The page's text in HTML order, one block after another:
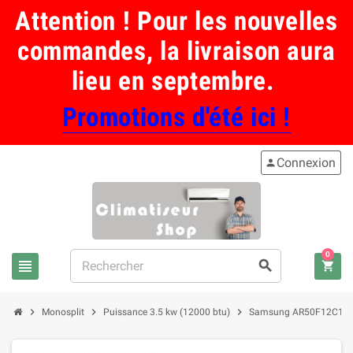
Attention ! Pour les nouvelles
commandes, la livraison aura
lieu en septembre.
Promotions d'été ici !
view_headline search
person Connexion
shopping_cart
0
chevron_right Monosplit chevron_right Puissance 3.5 kw (12000 btu) chevron_right Samsung